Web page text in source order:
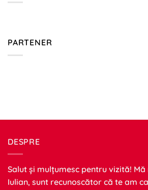
PARTENER
DESPRE
Salut și mulțumesc pentru vizită! Mă
Iulian, sunt recunoscător că te am